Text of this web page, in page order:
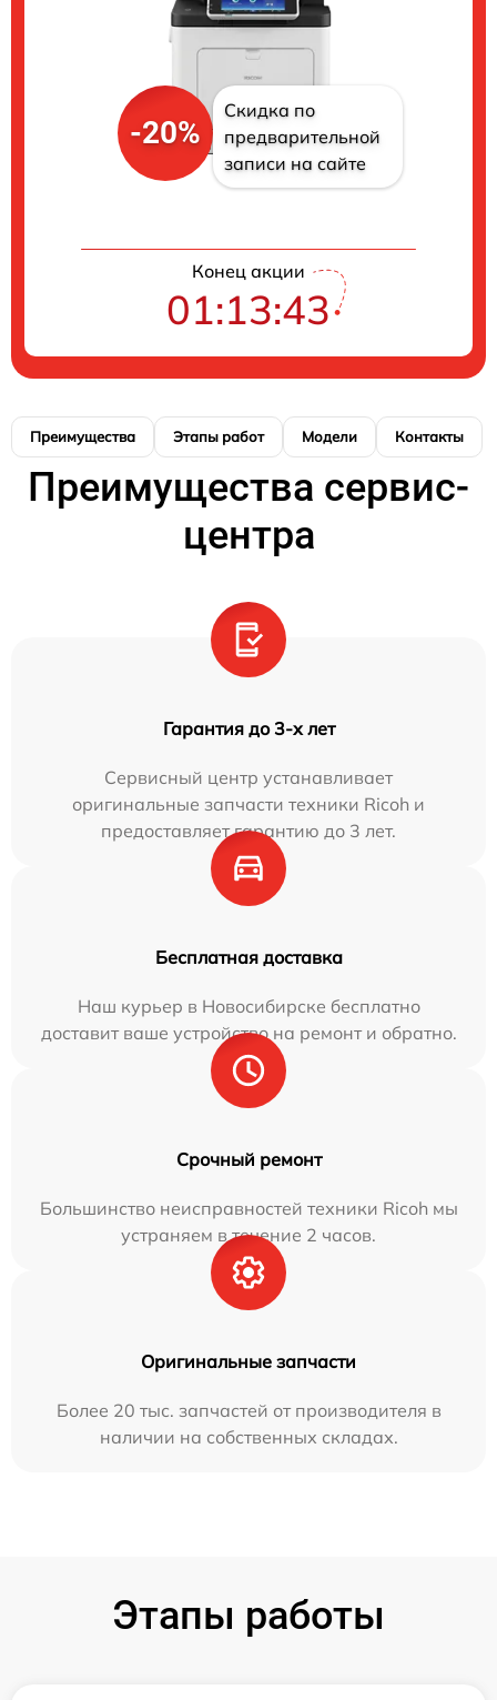
-20%
Скидка по
предварительной
записи на сайте
Конец акции
01:13:43
Преимущества Этапы работ Модели Контакты
Преимущества сервис-
центра
Гарантия до 3-х лет
Сервисный центр устанавливает
оригинальные запчасти техники Ricoh и
предоставляет гарантию до 3 лет.
Бесплатная доставка
Наш курьер в Новосибирске бесплатно
доставит ваше устройство на ремонт и обратно.
Срочный ремонт
Большинство неисправностей техники Ricoh мы
устраняем в течение 2 часов.
Оригинальные запчасти
Более 20 тыс. запчастей от производителя в
наличии на собственных складах.
Этапы работы